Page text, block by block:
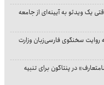
یک ویدئو به آیینه‌ای از جامعه
سخنگوی فارسی‌زبان وزارت
در پنتاگون برای تنبیه